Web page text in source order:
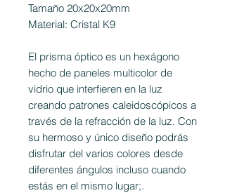
Tamaño 20x20x20mm
Material: Cristal K9
El prisma óptico es un hexágono
hecho de paneles multicolor de
vidrio que interfieren en la luz
creando patrones caleidoscópicos a
través de la refracción de la luz. Con
su hermoso y único diseño podrás
disfrutar del varios colores desde
diferentes ángulos incluso cuando
estás en el mismo lugar;.